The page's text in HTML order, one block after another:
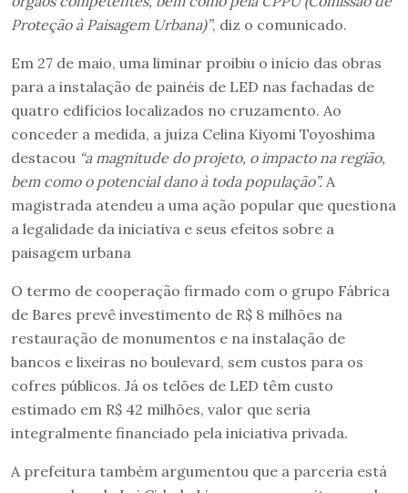
Proteção à Paisagem Urbana)”, diz o comunicado.
Em 27 de maio, uma liminar proibiu o início das obras
para a instalação de painéis de LED nas fachadas de
quatro edifícios localizados no cruzamento. Ao
conceder a medida, a juíza Celina Kiyomi Toyoshima
destacou “a magnitude do projeto, o impacto na região,
bem como o potencial dano à toda população”. A
magistrada atendeu a uma ação popular que questiona
a legalidade da iniciativa e seus efeitos sobre a
paisagem urbana
O termo de cooperação firmado com o grupo Fábrica
de Bares prevê investimento de R$ 8 milhões na
restauração de monumentos e na instalação de
bancos e lixeiras no boulevard, sem custos para os
cofres públicos. Já os telões de LED têm custo
estimado em R$ 42 milhões, valor que seria
integralmente financiado pela iniciativa privada.
A prefeitura também argumentou que a parceria está